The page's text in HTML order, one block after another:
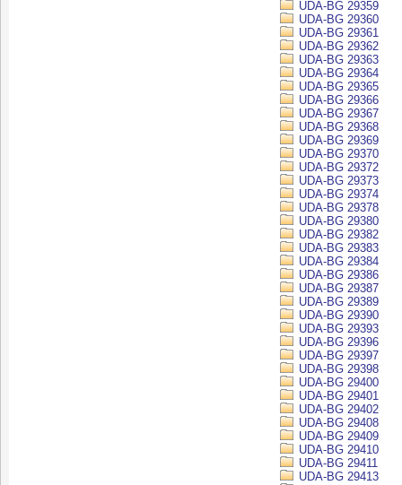
UDA-BG 29359
UDA-BG 29360
UDA-BG 29361
UDA-BG 29362
UDA-BG 29363
UDA-BG 29364
UDA-BG 29365
UDA-BG 29366
UDA-BG 29367
UDA-BG 29368
UDA-BG 29369
UDA-BG 29370
UDA-BG 29372
UDA-BG 29373
UDA-BG 29374
UDA-BG 29378
UDA-BG 29380
UDA-BG 29382
UDA-BG 29383
UDA-BG 29384
UDA-BG 29386
UDA-BG 29387
UDA-BG 29389
UDA-BG 29390
UDA-BG 29393
UDA-BG 29396
UDA-BG 29397
UDA-BG 29398
UDA-BG 29400
UDA-BG 29401
UDA-BG 29402
UDA-BG 29408
UDA-BG 29409
UDA-BG 29410
UDA-BG 29411
UDA-BG 29413